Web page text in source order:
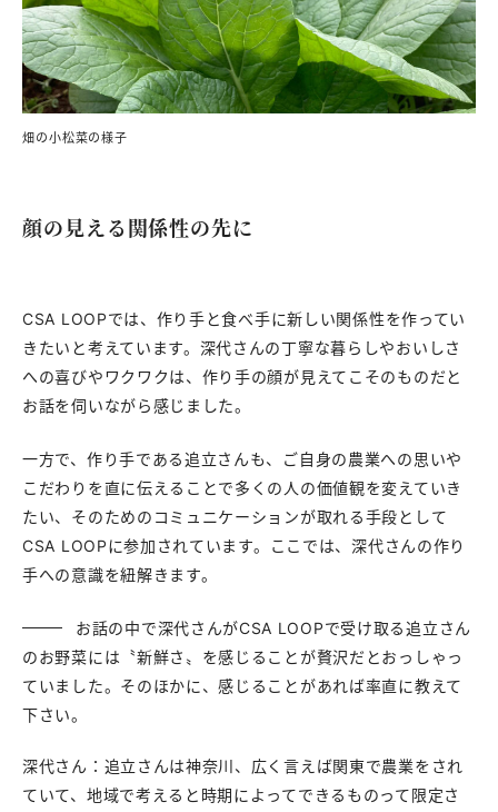
畑の小松菜の様子
顔の見える関係性の先に
CSA LOOPでは、作り手と食べ手に新しい関係性を作ってい
きたいと考えています。深代さんの丁寧な暮らしやおいしさ
への喜びやワクワクは、作り手の顔が見えてこそのものだと
お話を伺いながら感じました。
一方で、作り手である追立さんも、ご自身の農業への思いや
こだわりを直に伝えることで多くの人の価値観を変えていき
たい、そのためのコミュニケーションが取れる手段として
CSA LOOPに参加されています。ここでは、深代さんの作り
手への意識を紐解きます。
お話の中で深代さんがCSA LOOPで受け取る追立さん
のお野菜には〝新鮮さ〟を感じることが贅沢だとおっしゃっ
ていました。そのほかに、感じることがあれば率直に教えて
下さい。
深代さん：追立さんは神奈川、広く言えば関東で農業をされ
ていて、地域で考えると時期によってできるものって限定さ